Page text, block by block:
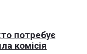
потребує
комісія